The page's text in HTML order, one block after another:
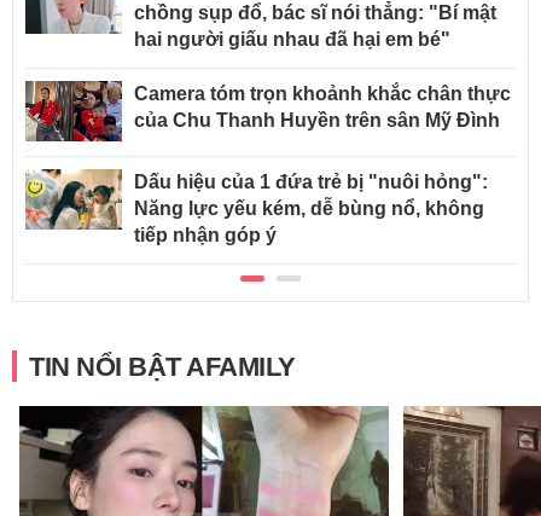
chồng sụp đổ, bác sĩ nói thẳng: "Bí mật
hai người giấu nhau đã hại em bé"
Camera tóm trọn khoảnh khắc chân thực
của Chu Thanh Huyền trên sân Mỹ Đình
Dấu hiệu của 1 đứa trẻ bị "nuôi hỏng":
Năng lực yếu kém, dễ bùng nổ, không
tiếp nhận góp ý
TIN NỔI BẬT AFAMILY